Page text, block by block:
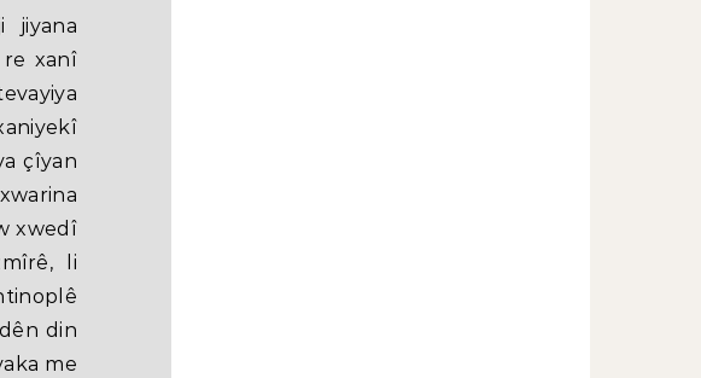
jiyana
re xanî
çîyan
xwedî
li
din
me